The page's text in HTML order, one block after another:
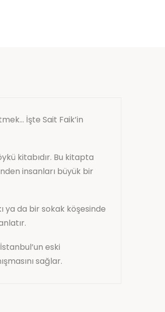
İşte Sait Faik’in
kitabıdır. Bu kitapta
insanları büyük bir
ya da bir sokak köşesinde
eski
sağlar.